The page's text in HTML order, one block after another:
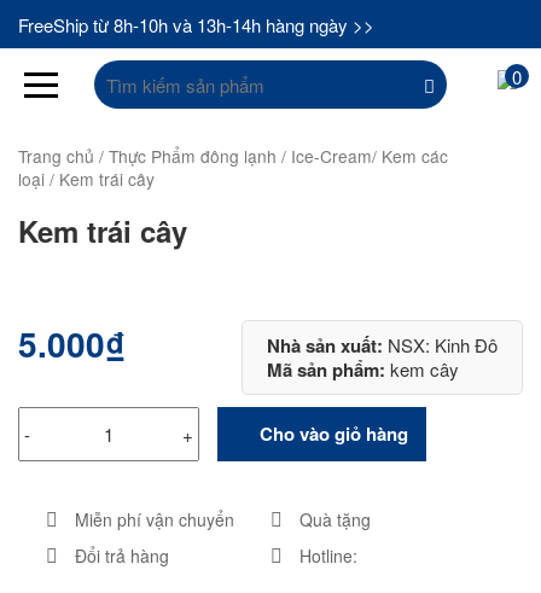
FreeShip từ 8h-10h và 13h-14h hàng ngày >>
Tìm
kiếm:
0
Trang chủ / Thực Phẩm đông lạnh / Ice-Cream/ Kem các
loại / Kem trái cây
Kem trái cây
5.000₫ Nhà sản xuất: NSX: Kinh Đô
Mã sản phẩm: kem cây
- + Cho vào giỏ hàng
Miễn phí vận chuyển
Quà tặng
Đổi trả hàng
Hotline: